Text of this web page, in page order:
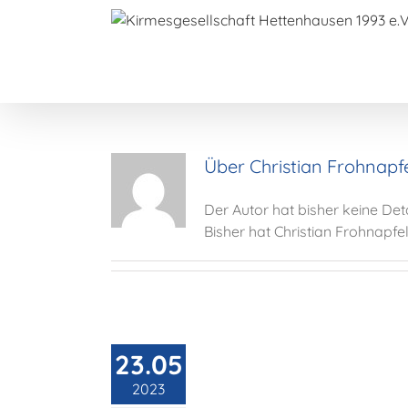
Über Christian
Der Autor hat bisher keine
Bisher hat Christian
23.05
2023